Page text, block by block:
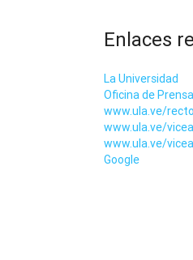
Enlaces
La Universidad
Oficina de Prensa
www.ula.ve/
www.ula.ve/
www.ula.ve/
Google